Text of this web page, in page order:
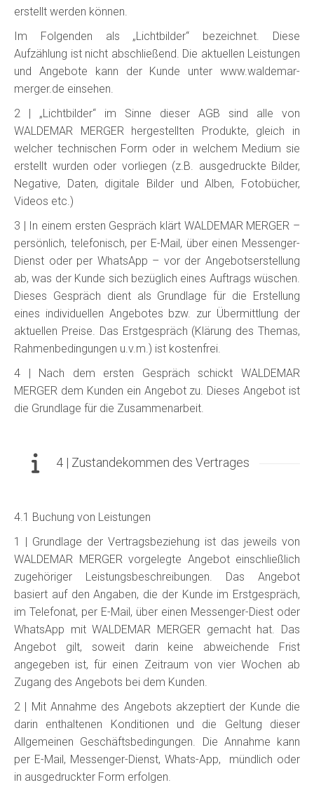
erstellt werden können.
Im Folgenden als „Lichtbilder“ bezeichnet. Diese
Aufzählung ist nicht abschließend. Die aktuellen Leistungen
und Angebote kann der Kunde unter www.waldemar-
merger.de einsehen.
2 | „Lichtbilder“ im Sinne dieser AGB sind alle von
WALDEMAR MERGER hergestellten Produkte, gleich in
welcher technischen Form oder in welchem Medium sie
erstellt wurden oder vorliegen (z.B. ausgedruckte Bilder,
Negative, Daten, digitale Bilder und Alben, Fotobücher,
Videos etc.)
3 | In einem ersten Gespräch klärt WALDEMAR MERGER –
persönlich, telefonisch, per E-Mail, über einen Messenger-
Dienst oder per WhatsApp – vor der Angebotserstellung
ab, was der Kunde sich bezüglich eines Auftrags wüschen.
Dieses Gespräch dient als Grundlage für die Erstellung
eines individuellen Angebotes bzw. zur Übermittlung der
aktuellen Preise. Das Erstgespräch (Klärung des Themas,
Rahmenbedingungen u.v.m.) ist kostenfrei.
4 | Nach dem ersten Gespräch schickt WALDEMAR
MERGER dem Kunden ein Angebot zu. Dieses Angebot ist
die Grundlage für die Zusammenarbeit.
4 | Zustandekommen des Vertrages
4.1 Buchung von Leistungen
1 | Grundlage der Vertragsbeziehung ist das jeweils von
WALDEMAR MERGER vorgelegte Angebot einschließlich
zugehöriger Leistungsbeschreibungen. Das Angebot
basiert auf den Angaben, die der Kunde im Erstgespräch,
im Telefonat, per E-Mail, über einen Messenger-Diest oder
WhatsApp mit WALDEMAR MERGER gemacht hat. Das
Angebot gilt, soweit darin keine abweichende Frist
angegeben ist, für einen Zeitraum von vier Wochen ab
Zugang des Angebots bei dem Kunden.
2 | Mit Annahme des Angebots akzeptiert der Kunde die
darin enthaltenen Konditionen und die Geltung dieser
Allgemeinen Geschäftsbedingungen. Die Annahme kann
per E-Mail, Messenger-Dienst, Whats-App,
mündlich oder
in ausgedruckter Form erfolgen.